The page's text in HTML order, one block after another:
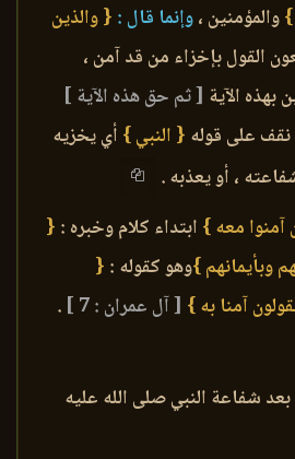
}والمؤمنين ،وإنما قال : { والذين
القول بإخزاء من قد آمن ،
الآية [ ثم حق هذه الآية ]
نقف على قوله { النبي } أي يخزيه
، أو يعذبه .
آمنوا معه } ابتداء كلام وخبره : {
وبأيمانهم }وهو كقوله : {
آمنا به } [ آل عمران : 7 ] .
بعد شفاعة النبي صلى الله عليه